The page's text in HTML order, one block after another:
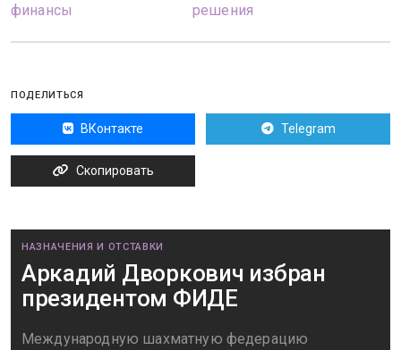
финансы
решения
ПОДЕЛИТЬСЯ
ВКонтакте Telegram
Скопировать
НАЗНАЧЕНИЯ И ОТСТАВКИ
Аркадий Дворкович избран
президентом ФИДЕ
Международную шахматную федерацию